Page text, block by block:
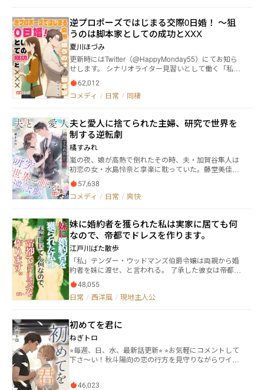
【柴犬？】は超絶力持ちで柚香を引きずるし、魔物の
魔石も食べちゃうなかなかの【？】っぷり。 見ている
分には楽しいけれど、やってる本人は大変なダンジョ
ン配信は盛り上がりを見せ、なんと一晩で50万再生と
いうとんでもない事態を引き起こす。 アイドルを助け
たり謎のサンバ仮面が現れたり、柚香の周囲はトラブ
ルだらけ。（原因として本人含む） しかも柚香は、そ
もそも冒険者になりたくて冒険者科に入ったのではな
かったのです！ そこからもう周囲に突っ込まれてい
たり！ 過激な多方面オタクで若俳沼のママ、驚きの過
トキャンプさせられる口の悪いリアル癒やし系アイド
ル（）に個性の強すぎるクラスメイトや先輩たち。 ひ
よっこテイマーの日常は、時々ダン配、日々特訓。友
達の配信にも駆り出されるし、何故かアイドル活動ま
でやっちゃったり!? 悩みがあれば雑談配信で相談も
します。だって、「三人寄れば文殊の知恵」だから
ぎ。青春は、爆発だー！ 我が道を行くつよつよ【柴
犬？】、本当はアイドルしたくない俳優志望のアイド
投稿しております。
女若菜。神崎墨が二十年間、心の奥底で神のように祀
り上げてきた初恋の女。愛兔専用のVIP診察室が病院の
最上階に設けられ、院長でさえ頭を下げる——その女
のためなら、夫は何でもした。純子は、そのことを知
りながら八年間、黙って耐えてきた。愛されなくて
も。認められなくても。「神崎の奥様」として公表さ
れることすら一度もなくても。夫の心にいつか届く日
を信じながら、家を守り、息子を育て、義父の信頼だ
けを糧に生きてきた。だが、その「いつか」は、来な
えたのは、夫でも息子でもなかった。誤って繋がった
ままの電話から流れてきたのは、我が子の無邪気な声
——「若葉おばさん、ぼくのお母さんになって！」そ
の瞬間、純子の中で何かが、静かに、確かに——崩れ
た。彼女が梳妝台から取り出したのは、ずっと引き出
しの奥に仕舞い込んでいた離婚協議書だった。震えな
かった。迷わなかった。ただ、淡々と、应得の財産と
慰謝料と息子の面会権を一行ずつ書き込み、「神崎純
子」という名前を、最後に一度だけ丁寧に記した。八
年間の献身。八年間の沈黙。八年間、白月光の影に埋
話。そして——灰の中から立ち上がった女が、自分だ
けの光を取り戻す話。
逆プロポーズではじまる交際0日婚！ 〜狙
うのは脚本家としての成功とXXX
夏川ほづみ
更新時にはTwitter（@HappyMonday55）にてお知ら
せします。 シナリオライター見習いとして働く「私」
こと椿井 薫（27歳）。 心も体もすり減っていたある
日、酔っ払いに絡まれたところを、ひとりの男性に助
けられる。 長身で、整った顔立ち、そして洗練された
── 気づけば私は、彼にプロポーズ！ さらに、一緒に
暮らすことに！ 穏やかな日常の中、どんどん彼に惹か
れていくけれど 彼の心には、踏み込めない境界線があ
って……。 ゆっくりと、でも確かに育っていく二人の
関係の行方は？ ーーーーー ※タイトル略称は「逆ゼ
ロ」です。 ※セルフレイティングはSeason2以降です
62,012
コメディ / 日常 / 同棲
夫と愛人に捨てられた主婦、研究で世界を
制する逆転劇
橘すみれ
嵐の夜、娘が高熱で倒れたその時、夫・加賀谷隼人は
初恋の女・水島怜奈と享楽に耽っていた。藤堂美佳は
病院に駆け込み、結婚が虚しい幻に過ぎなかったと悟
る。五年前、彼女は愛のために栄養学研究所を諦め、
義母の冷遇と愛人の挑発に耐え続けた。しかし得たの
る。美佳はもはや誰の影でもない。栄養学の才覚で国
際舞台に立ち、人々の羨望を浴びる女王となる。後悔
する夫と屈辱に沈む義母、崩れ落ちる愛人に背を向
け、彼女は誇らしく宣言する――「私の人生は、娘と私自
身のもの」。
57,638
コメディ / 日常 / 爽快
妹に婚約者を獲られた私は実家に居ても何
なので、帝都でドレスを作ります。
江戸川ばた散歩
「私」テンダー・ウッドマンズ伯爵令嬢は両親から婚
約者を妹に渡せ、と言われる。 了承した彼女は帝都で
ドレスメーカーの独立工房をやっている叔母のもとに
行くことにする。 テンダーがあっさりと了承し、家を
離れるのには理由があった。 それは三つ下の妹が生ま
200話。ある意味「朝ドラ的」な話です。 前半が「妹
に獲られる」まで。後半は「ドレスを作」り、主人公
なりの様々な決着をつけ、ハッピーエンドへと向かう
話です。 100話までは主人公視点、それ以降は俯瞰視
点で進行します。
48,055
日常 / 西洋風 / 現地主人公
初めてを君に
ねぎトロ
⭐︎毎週、日、水、最新話更新⭐︎ ⭐︎お気軽にコメントして
下さ〜い！秋斗陽向の恋の行方を見守りながらワイワ
いくのに、2人の関係は拗れていってしまう……。2人
46,023